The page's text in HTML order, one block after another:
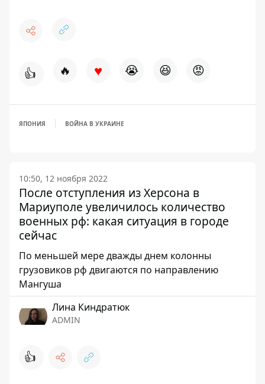
👍 🔥 ♥ 😭 😆 😡
ЯПОНИЯ ВОЙНА В УКРАИНЕ
10:50, 12 ноября 2022
После отступления из Херсона в
Мариуполе увеличилось количество
военных рф: какая ситуация в городе
сейчас
По меньшей мере дважды днем колонны
грузовиков рф двигаются по направлению
Мангуша
Лина Киндратюк
ADMIN
👍